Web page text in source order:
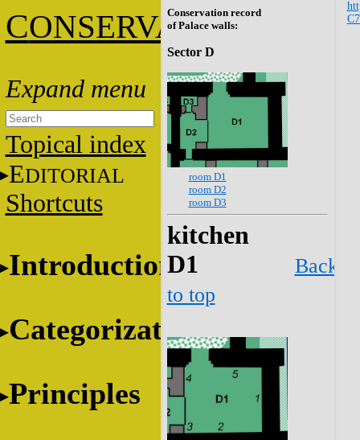
CONSERVATION
Topical index
EDITORIAL
Shortcuts
Introduction
Categorization
Principles
Conservation record
of Palace walls:
Sector D
room D1
room D2
room D3
kitchen
D1
Back
to top